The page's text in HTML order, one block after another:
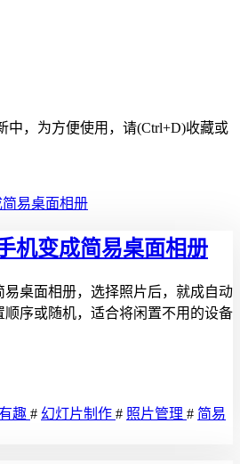
中，为方便使用，请(Ctrl+D)收藏或
易桌面相册
机变成简易桌面相册
桌面相册，选择照片后，就成自动
序或随机，适合将闲置不用的设备
趣 # 幻灯片制作 # 照片管理 # 简易